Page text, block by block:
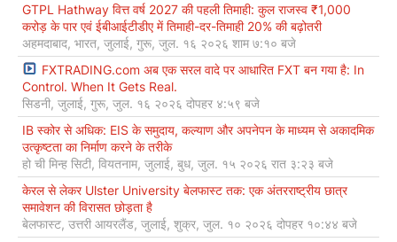
GTPL Hathway वित्त वर्ष 2027 की पहली तिमाही: कुल राजस्व ₹1,000
करोड़ के पार एवं ईबीआईटीडीए में तिमाही-दर-तिमाही 20% की बढ़ोतरी
अहमदाबाद, भारत, जुलाई, गुरू, जुल. १६ २०२६ शाम ७:१० बजे
FXTRADING.com अब एक सरल वादे पर आधारित FXT बन गया है: In
Control. When It Gets Real.
सिडनी, जुलाई, गुरू, जुल. १६ २०२६ दोपहर ४:५९ बजे
IB स्कोर से अधिक: EIS के समुदाय, कल्याण और अपनेपन के माध्यम से अकादमिक
उत्कृष्टता का निर्माण करने के तरीके
हो ची मिन्ह सिटी, वियतनाम, जुलाई, बुध, जुल. १५ २०२६ रात ३:२३ बजे
केरल से लेकर Ulster University बेलफास्ट तक: एक अंतरराष्ट्रीय छात्र
समावेशन की विरासत छोड़ता है
बेलफास्ट, उत्तरी आयरलैंड, जुलाई, शुक्र, जुल. १० २०२६ दोपहर १०:४४ बजे